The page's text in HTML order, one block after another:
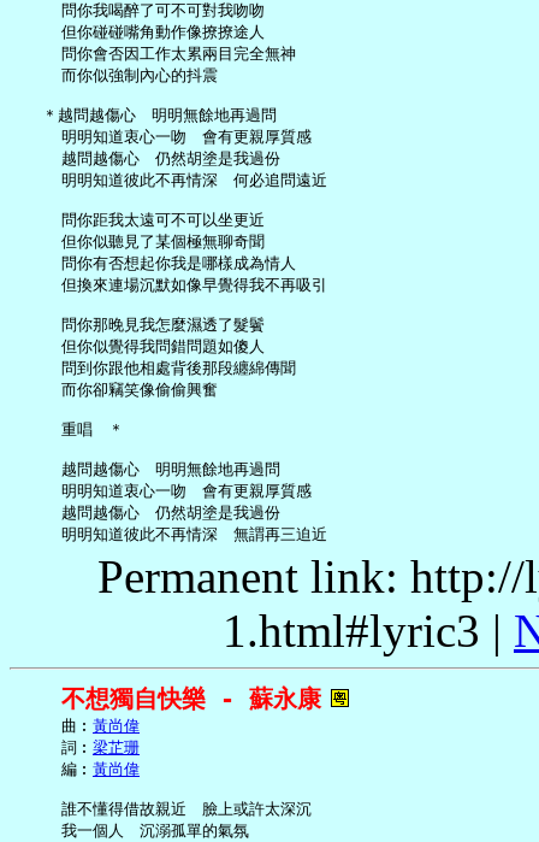
     問你我喝醉了可不可對我吻吻
     但你碰碰嘴角動作像撩撩途人
     問你會否因工作太累兩目完全無神
     而你似強制內心的抖震
   ＊越問越傷心　明明無餘地再過問
     明明知道衷心一吻　會有更親厚質感
     越問越傷心　仍然胡塗是我過份
     明明知道彼此不再情深　何必追問遠近
     問你距我太遠可不可以坐更近
     但你似聽見了某個極無聊奇聞
     問你有否想起你我是哪樣成為情人
     但換來連場沉默如像早覺得我不再吸引
     問你那晚見我怎麼濕透了髮鬢
     但你似覺得我問錯問題如傻人
     問到你跟他相處背後那段纏綿傳聞
     而你卻竊笑像偷偷興奮
     重唱　＊
     越問越傷心　明明無餘地再過問
     明明知道衷心一吻　會有更親厚質感
     越問越傷心　仍然胡塗是我過份
Permanent link:
1.html#lyric3 |
不想獨自快樂 - 蘇永康
     曲︰
黃尚偉
     詞︰
梁芷珊
     編︰
黃尚偉
     誰不懂得借故親近　臉上或許太深沉
     我一個人　沉溺孤單的氣氛